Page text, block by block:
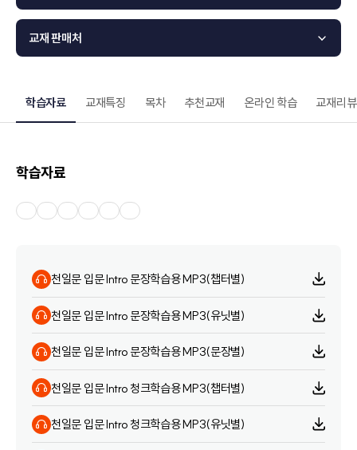
교재 판매처
학습자료 교재특징 목차 추천교재 온라인 학습 교재리뷰
학습자료
천일문 입문 Intro 문장학습용 MP3(챕터별)
천일문 입문 Intro 문장학습용 MP3(유닛별)
천일문 입문 Intro 문장학습용 MP3(문장별)
천일문 입문 Intro 청크학습용 MP3(챕터별)
천일문 입문 Intro 청크학습용 MP3(유닛별)